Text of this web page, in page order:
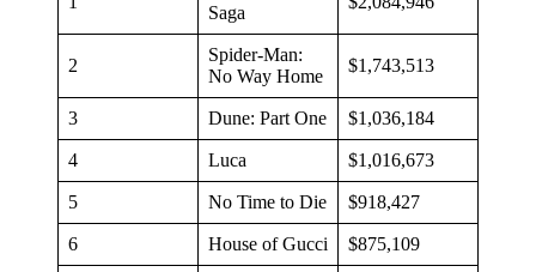
Saga
2
Spider-Man:
No Way Home
$1,743,513
3 Dune: Part One $1,036,184
4 Luca $1,016,673
5 No Time to Die $918,427
6 House of Gucci $875,109